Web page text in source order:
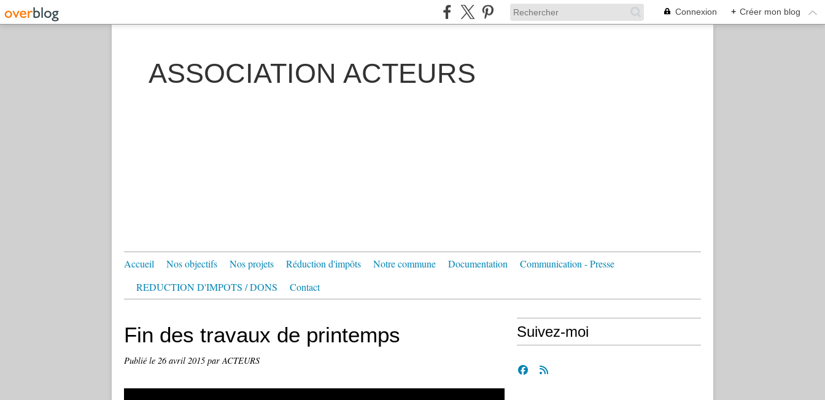
Connexion + Créer mon blog
ASSOCIATION ACTEURS
Accueil Nos objectifs Nos projets Réduction d'impôts Notre commune Documentation
Communication - Presse
REDUCTION D'IMPOTS / DONS
Contact
Fin des travaux de printemps
Publié le 26 avril 2015 par ACTEURS
Suivez-moi